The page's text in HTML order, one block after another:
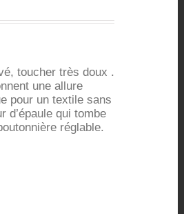
toucher très doux .
une allure
pour un textile sans
d’épaule qui tombe
réglable.